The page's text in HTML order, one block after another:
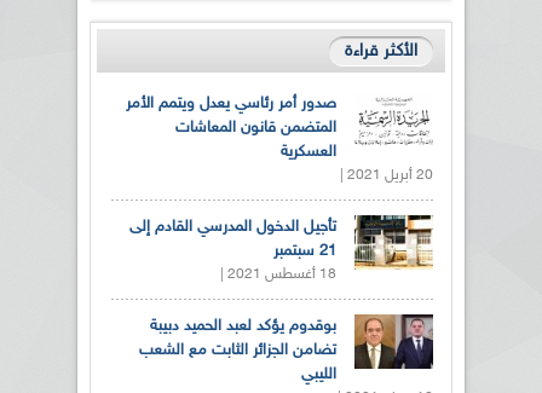
الأكثر قراءة
صدور أمر رئاسي يعدل ويتمم الأمر
المتضمن قانون المعاشات
العسكرية
20 أبريل 2021 |
تأجيل الدخول المدرسي القادم إلى
21 سبتمبر
18 أغسطس 2021 |
بوقدوم يؤكد لعبد الحميد دبيبة
تضامن الجزائر الثابت مع الشعب
الليبي